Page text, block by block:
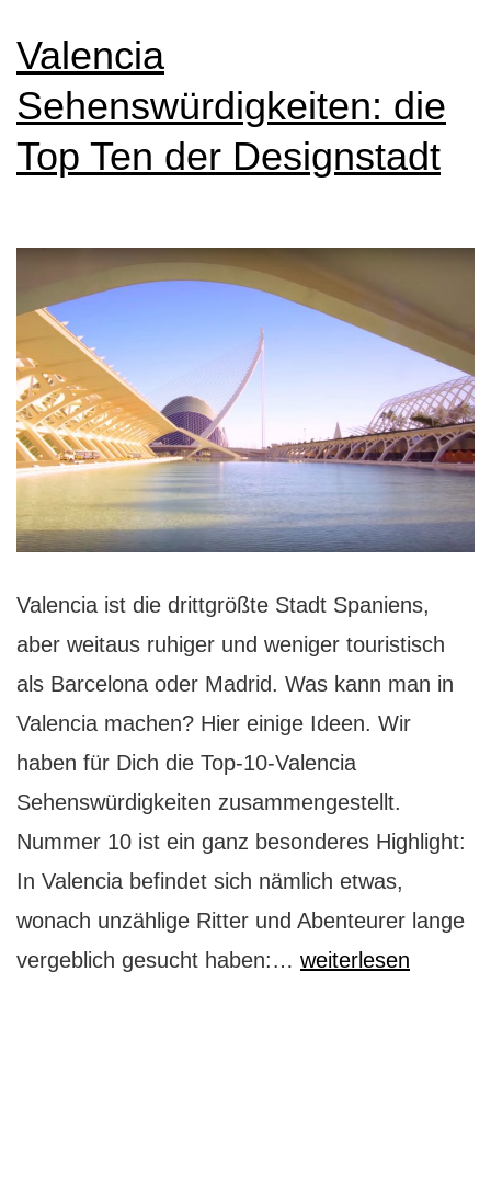
Valencia
Sehenswürdigkeiten: die
Top Ten der Designstadt
Valencia ist die drittgrößte Stadt Spaniens,
aber weitaus ruhiger und weniger touristisch
als Barcelona oder Madrid. Was kann man in
Valencia machen? Hier einige Ideen. Wir
haben für Dich die Top-10-Valencia
Sehenswürdigkeiten zusammengestellt.
Nummer 10 ist ein ganz besonderes Highlight:
In Valencia befindet sich nämlich etwas,
wonach unzählige Ritter und Abenteurer lange
vergeblich gesucht haben:… Valencia
weiterlesen